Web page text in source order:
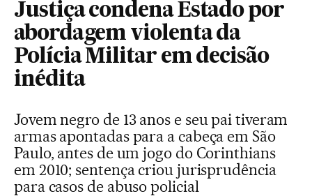
Justiça condena Estado por
abordagem violenta da
Polícia Militar em decisão
inédita
Jovem negro de 13 anos e seu pai tiveram
armas apontadas para a cabeça em São
Paulo, antes de um jogo do Corinthians
em 2010; sentença criou jurisprudência
para casos de abuso policial